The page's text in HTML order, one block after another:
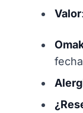
Valor